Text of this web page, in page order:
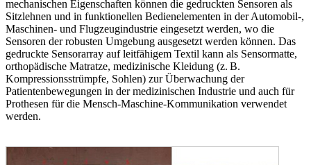
mechanischen Eigenschaften können die gedruckten Sensoren als
Sitzlehnen und in funktionellen Bedienelementen in der Automobil-,
Maschinen- und Flugzeugindustrie eingesetzt werden, wo die
Sensoren der robusten Umgebung ausgesetzt werden können. Das
gedruckte Sensorarray auf leitfähigem Textil kann als Sensormatte,
orthopädische Matratze, medizinische Kleidung (z. B.
Kompressionsstrümpfe, Sohlen) zur Überwachung der
Patientenbewegungen in der medizinischen Industrie und auch für
Prothesen für die Mensch-Maschine-Kommunikation verwendet
werden.